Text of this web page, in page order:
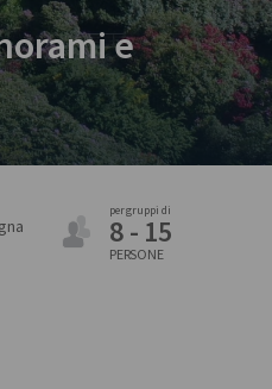
e
per gruppi di
8 - 15
PERSONE